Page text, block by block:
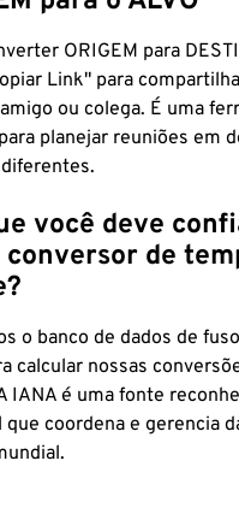
ORIGEM para
Link" para
ou colega. É uma
planejar reuniões em
você deve
conversor de
o banco de dados de
calcular nossas
IANA é uma fonte
que coordena e gerencia